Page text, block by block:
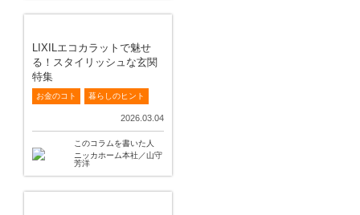
LIXILエコカラットで魅せ
る！スタイリッシュな玄関
特集
お金のコト 暮らしのヒント
2026.03.04
このコラムを書いた人
ニッカホーム本社／山守
芳洋